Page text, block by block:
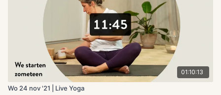
01:10:13
Wo 24 nov '21 | Live Yoga